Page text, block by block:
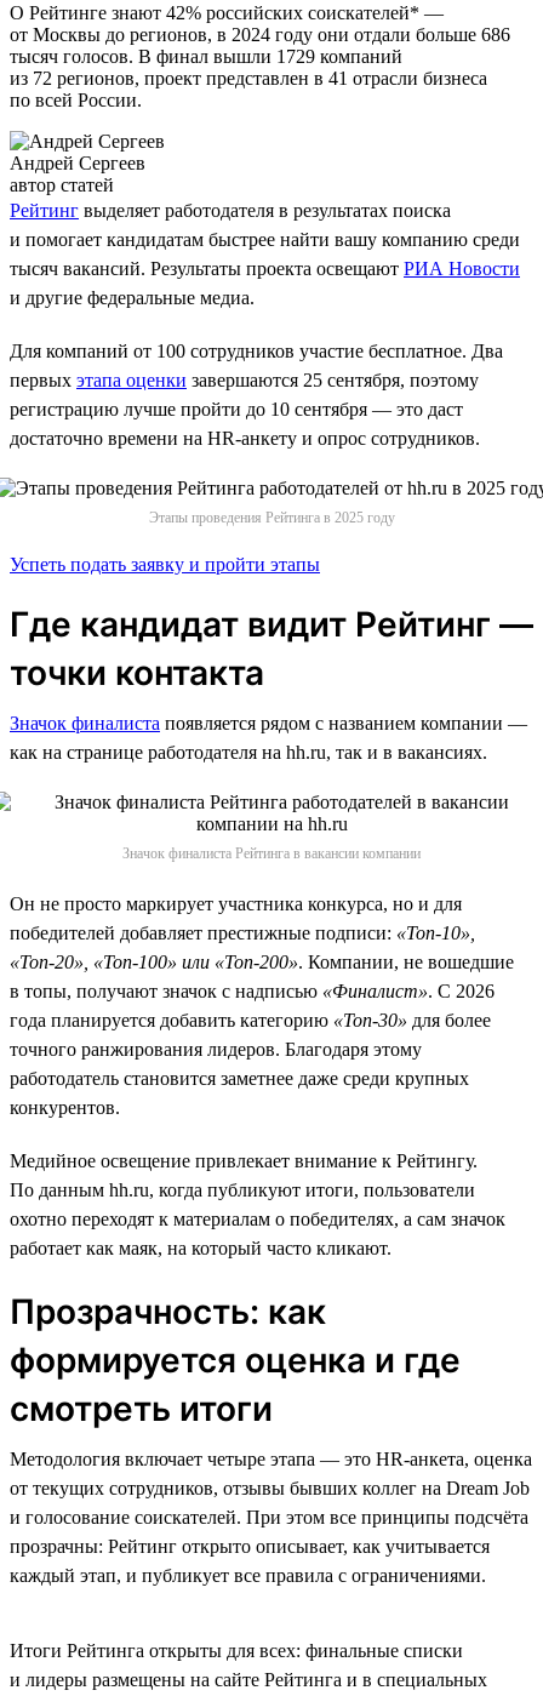
О Рейтинге знают 42% российских соискателей* —
от Москвы до регионов, в 2024 году они отдали больше 686
тысяч голосов. В финал вышли 1729 компаний
из 72 регионов, проект представлен в 41 отрасли бизнеса
по всей России.
Андрей Сергеев
автор статей
Рейтинг выделяет работодателя в результатах поиска
и помогает кандидатам быстрее найти вашу компанию среди
тысяч вакансий. Результаты проекта освещают РИА Новости
и другие федеральные медиа.
Для компаний от 100 сотрудников участие бесплатное. Два
первых этапа оценки завершаются 25 сентября, поэтому
регистрацию лучше пройти до 10 сентября — это даст
достаточно времени на HR-анкету и опрос сотрудников.
Этапы проведения Рейтинга в 2025 году
Успеть подать заявку и пройти этапы
Где кандидат видит Рейтинг —
точки контакта
Значок финалиста появляется рядом с названием компании —
как на странице работодателя на hh.ru, так и в вакансиях.
Значок финалиста Рейтинга в вакансии компании
Он не просто маркирует участника конкурса, но и для
победителей добавляет престижные подписи: «Топ-10»,
«Топ-20», «Топ-100» или «Топ-200». Компании, не вошедшие
в топы, получают значок с надписью «Финалист». С 2026
года планируется добавить категорию «Топ-30» для более
точного ранжирования лидеров. Благодаря этому
работодатель становится заметнее даже среди крупных
конкурентов.
Медийное освещение привлекает внимание к Рейтингу.
По данным hh.ru, когда публикуют итоги, пользователи
охотно переходят к материалам о победителях, а сам значок
работает как маяк, на который часто кликают.
Прозрачность: как
формируется оценка и где
смотреть итоги
Методология включает четыре этапа — это HR-анкета, оценка
от текущих сотрудников, отзывы бывших коллег на Dream Job
и голосование соискателей. При этом все принципы подсчёта
прозрачны: Рейтинг открыто описывает, как учитывается
каждый этап, и публикует все правила с ограничениями.
Итоги Рейтинга открыты для всех: финальные списки
и лидеры размещены на сайте Рейтинга и в специальных